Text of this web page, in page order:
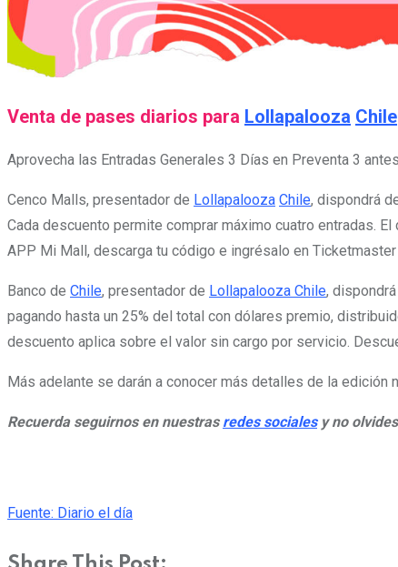
Venta de pases diarios para Lollapalooza Chile
Aprovecha las Entradas Generales 3 Días en Preventa 3
Cenco Malls, presentador de Lollapalooza Chile, dispondrá
Cada descuento permite comprar máximo cuatro entradas.
APP Mi Mall, descarga tu código e ingrésalo en
Banco de Chile, presentador de Lollapalooza Chile,
pagando hasta un 25% del total con dólares premio,
descuento aplica sobre el valor sin cargo por servicio.
Más adelante se darán a conocer más detalles de la edición
Recuerda seguirnos en nuestras redes socialesy no
Fuente: Diario el día